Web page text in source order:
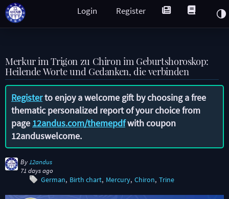
Register
Login
Merkur im Trigon zu Chiron im Geburtshoroskop:
Heilende Worte und Gedanken, die verbinden
Registerto enjoy a welcome gift by choosing a free
thematic personalized report of your choice from
page 12andus.com/themepdfwith coupon
12anduswelcome.
By 12andus
71 days ago
German Birth chart Mercury Chiron Trine